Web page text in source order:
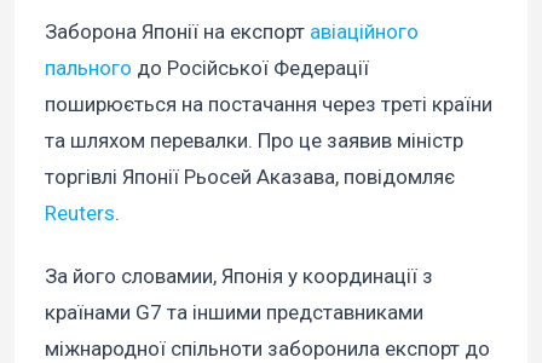
Заборона Японії на експорт авіаційного
пального до Російської Федерації
поширюється на постачання через треті країни
та шляхом перевалки. Про це заявив міністр
торгівлі Японії Рьосей Аказава, повідомляє
Reuters.
За його словамии, Японія у координації з
країнами G7 та іншими представниками
міжнародної спільноти заборонила експорт до